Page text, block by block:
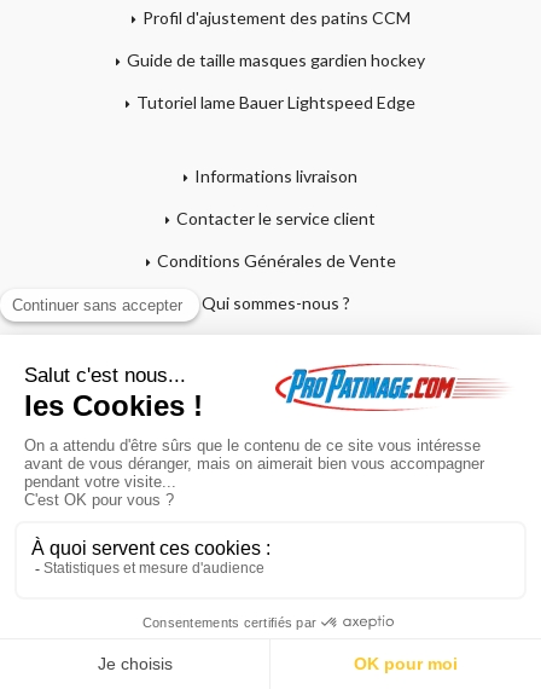
Profil d'ajustement des patins CCM
Guide de taille masques gardien hockey
Tutoriel lame Bauer Lightspeed Edge
Informations livraison
Contacter le service client
Conditions Générales de Vente
Qui sommes-nous ?
Mon compte
Mon panier
Paiement en 4x sans frais
cookies à des fins statistiques et commerciales.